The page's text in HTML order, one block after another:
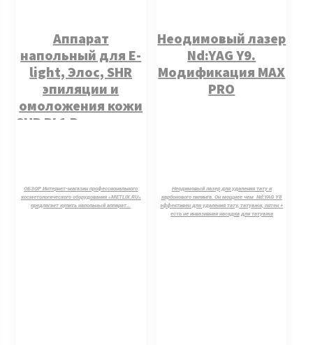
Аппарат
напольный для E-
light, Элос, SHR
эпиляции и
омоложения кожи
SHR BL1 Pro версия.
ОБЗОР Интернет-магазин профессионального
косметологического оборудования «METLIX.RU»
предлагает купить напольный аппарат…
Неодимовый лазер
Nd:YAG Y9.
Модификация MAX
PRO
Неодимовый лазер для удаления тату и
карбонового пилинга. Он мощнее чем Nd:YAG Y8
эффективен для удаления тату, татуажа, пятен +
есть не инвазивная насадка для татуажа